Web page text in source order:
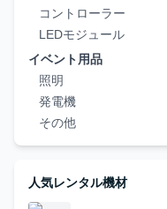
コントローラー
LEDモジュール
イベント用品
照明
発電機
その他
人気レンタル機材